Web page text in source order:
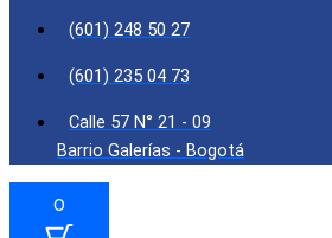
(601) 248 50 27
(601) 235 04 73
Calle 57 N° 21 - 09
Barrio Galerías - Bogotá
0